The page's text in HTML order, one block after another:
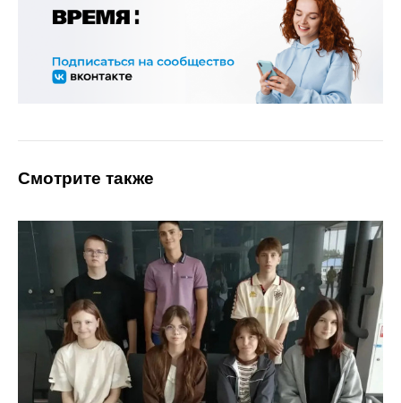
Смотрите также